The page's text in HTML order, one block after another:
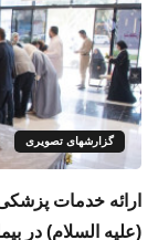
گزارشهای تصویری
ارائه خدمات
(علیه السلام) در